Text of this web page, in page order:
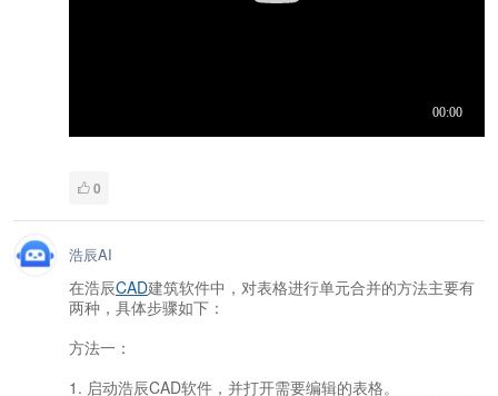
0
浩辰AI
在浩辰CAD建筑软件中，对表格进行单元合并的方法主要有
两种，具体步骤如下：
方法一：
1. 启动浩辰CAD软件，并打开需要编辑的表格。